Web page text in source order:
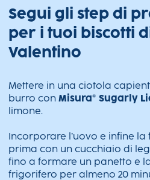
Segui gli step di
per i tuoi biscotti
Valentino
Mettere in una ciotola
burro con Misura® Sugarly
limone.
Incorporare l’uovo e infine
prima con un cucchiaio di
fino a formare un panetto e
frigorifero per almeno 20